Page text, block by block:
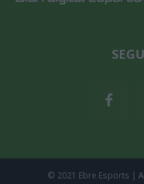
© 2021 Ebre Esports |